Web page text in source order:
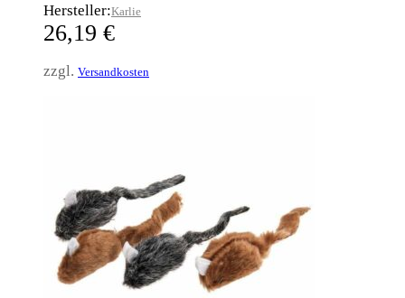
Hersteller:Karlie
26,19 €
zzgl. Versandkosten